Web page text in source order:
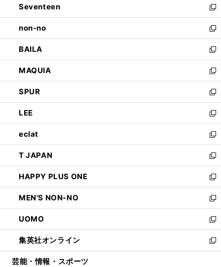
く
で
開
く
ド
ウ
で
開
く
Seventeen
新
し
い
ウ
ィ
ン
ド
ウ
で
開
く
non-no
新
し
い
ウ
ィ
ン
ド
ウ
で
開
く
BAILA
新
し
い
ウ
ィ
ン
ド
ウ
で
開
く
MAQUIA
新
し
い
ウ
ィ
ン
ド
ウ
で
開
く
SPUR
新
し
い
ウ
ィ
ン
ド
ウ
で
開
く
LEE
新
し
い
ウ
ィ
ン
ド
ウ
で
開
く
eclat
新
し
い
ウ
ィ
ン
ド
ウ
で
開
く
T JAPAN
新
し
い
ウ
ィ
ン
ド
ウ
で
開
HAPPY PLUS ONE
新
し
い
ウ
ィ
ン
ド
ウ
MEN'S NON-NO
新
し
い
ウ
ィ
ン
UOMO
新
し
い
ウ
集英社オンライン
新
し
芸能・情報・スポーツ